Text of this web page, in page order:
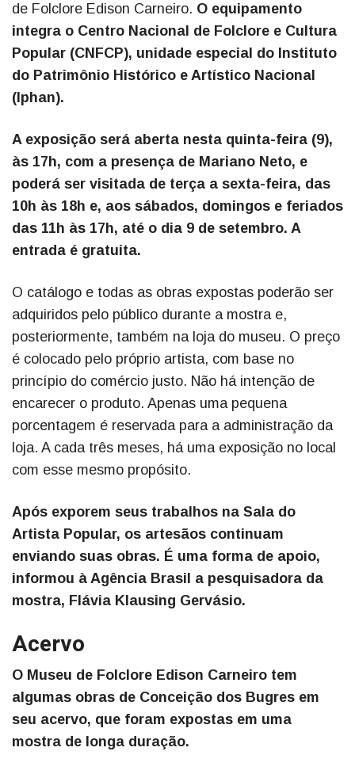
de Folclore Edison Carneiro. O equipamento
integra o Centro Nacional de Folclore e Cultura
Popular (CNFCP), unidade especial do Instituto
do Patrimônio Histórico e Artístico Nacional
(Iphan).
A exposição será aberta nesta quinta-feira (9),
às 17h, com a presença de Mariano Neto, e
poderá ser visitada de terça a sexta-feira, das
10h às 18h e, aos sábados, domingos e feriados
das 11h às 17h, até o dia 9 de setembro. A
entrada é gratuita.
O catálogo e todas as obras expostas poderão ser
adquiridos pelo público durante a mostra e,
posteriormente, também na loja do museu. O preço
é colocado pelo próprio artista, com base no
princípio do comércio justo. Não há intenção de
encarecer o produto. Apenas uma pequena
porcentagem é reservada para a administração da
loja. A cada três meses, há uma exposição no local
com esse mesmo propósito.
Após exporem seus trabalhos na Sala do
Artista Popular, os artesãos continuam
enviando suas obras. É uma forma de apoio,
informou à Agência Brasil a pesquisadora da
mostra, Flávia Klausing Gervásio.
Acervo
O Museu de Folclore Edison Carneiro tem
algumas obras de Conceição dos Bugres em
seu acervo, que foram expostas em uma
mostra de longa duração.